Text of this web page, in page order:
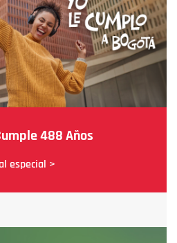
488 Años
especial >